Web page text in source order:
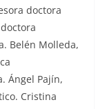
doctora
Belén Molleda,
Ángel Pajín,
Cristina